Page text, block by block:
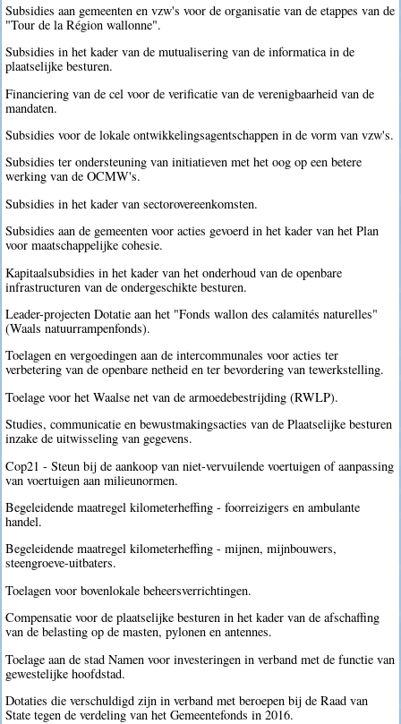
Subsidies aan gemeenten en vzw's voor de organisatie van de etappes van de
"Tour de la Région wallonne".
Subsidies in het kader van de mutualisering van de informatica in de
plaatselijke besturen.
Financiering van de cel voor de verificatie van de verenigbaarheid van de
mandaten.
Subsidies voor de lokale ontwikkelingsagentschappen in de vorm van vzw's.
Subsidies ter ondersteuning van initiatieven met het oog op een betere
werking van de OCMW's.
Subsidies in het kader van sectorovereenkomsten.
Subsidies aan de gemeenten voor acties gevoerd in het kader van het Plan
voor maatschappelijke cohesie.
Kapitaalsubsidies in het kader van het onderhoud van de openbare
infrastructuren van de ondergeschikte besturen.
Leader-projecten Dotatie aan het "Fonds wallon des calamités naturelles"
(Waals natuurrampenfonds).
Toelagen en vergoedingen aan de intercommunales voor acties ter
verbetering van de openbare netheid en ter bevordering van tewerkstelling.
Toelage voor het Waalse net van de armoedebestrijding (RWLP).
Studies, communicatie en bewustmakingsacties van de Plaatselijke besturen
inzake de uitwisseling van gegevens.
Cop21 - Steun bij de aankoop van niet-vervuilende voertuigen of aanpassing
van voertuigen aan milieunormen.
Begeleidende maatregel kilometerheffing - foorreizigers en ambulante
handel.
Begeleidende maatregel kilometerheffing - mijnen, mijnbouwers,
steengroeve-uitbaters.
Toelagen voor bovenlokale beheersverrichtingen.
Compensatie voor de plaatselijke besturen in het kader van de afschaffing
van de belasting op de masten, pylonen en antennes.
Toelage aan de stad Namen voor investeringen in verband met de functie van
gewestelijke hoofdstad.
Dotaties die verschuldigd zijn in verband met beroepen bij de Raad van
State tegen de verdeling van het Gemeentefonds in 2016.